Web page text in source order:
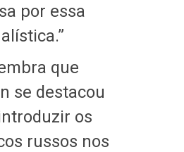
por essa
que
se destacou
os
russos nos